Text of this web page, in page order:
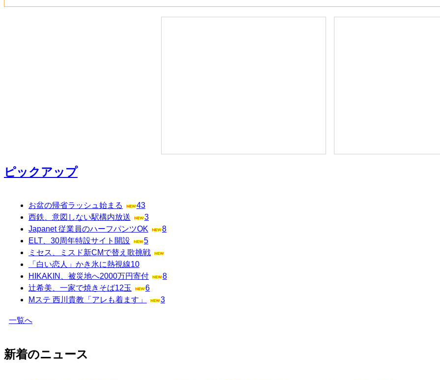
ピックアップ
お盆の帰省ラッシュ始まる
43
西鉄、意図しない駅構内放送
3
Japanet 従業員のハーフパンツOK
8
ELT、30周年特設サイト開設
5
ミセス、ミスド新CMで替え歌挑戦
「白い恋人」かき氷に熱視線10
HIKAKIN、被災地へ2000万円寄付
8
辻希美、一家で焼きそば12玉
6
Mステ 西川貴教「アレも着ます」
3
一覧へ
新着のニュース